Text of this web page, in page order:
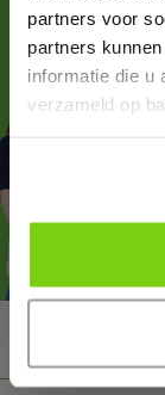
partners voor
partners
informatie die u
verzameld op
Follow us